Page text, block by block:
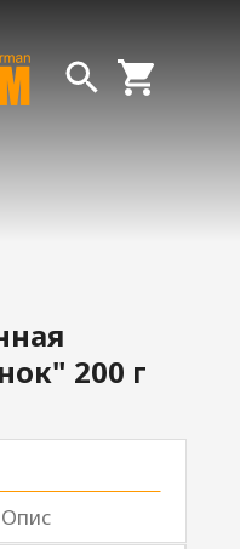
200 г